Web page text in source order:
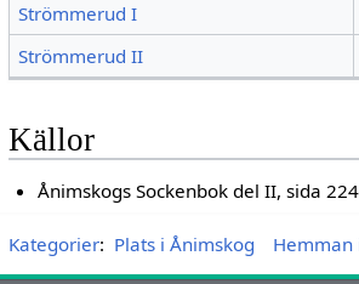
Strömmerud I
Strömmerud II
Källor
Ånimskogs Sockenbok del II, sida
Kategorier: Plats i Ånimskog Hemman